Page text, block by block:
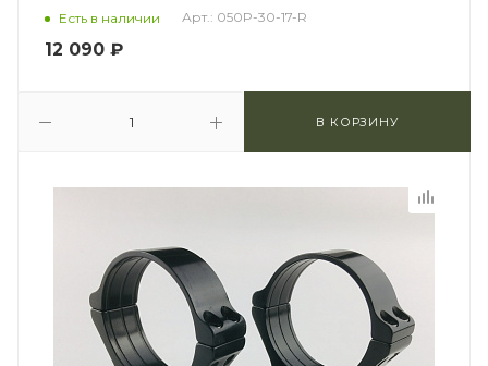
Есть в наличии Арт.: 050P-30-17-R
12 090 ₽
В КОРЗИНУ